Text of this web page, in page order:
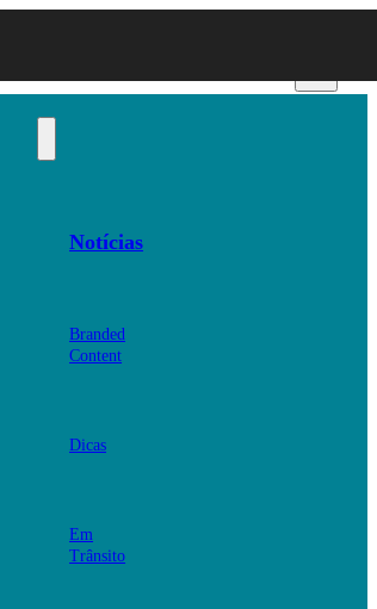
Notícias
Branded
Content
Dicas
Em
Trânsito